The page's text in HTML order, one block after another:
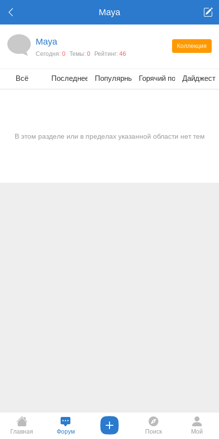
Maya
Коллекция
Maya
Сегодня: 0 Темы: 0 Рейтинг: 46
Всё Последнее Популярные Горячий постДайджест
В этом разделе или в пределах указанной области нет тем
Главная Форум Поиск Мой